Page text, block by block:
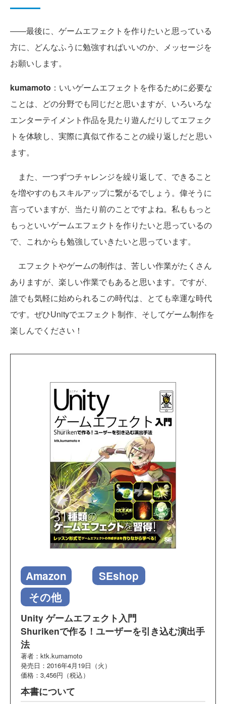
――最後に、ゲームエフェクトを作りたいと思っている
方に、どんなふうに勉強すればいいのか、メッセージを
お願いします。
kumamoto ：いいゲームエフェクトを作るために必要な
ことは、どの分野でも同じだと思いますが、いろいろな
エンターテイメント作品を見たり遊んだりしてエフェク
トを体験し、実際に真似て作ることの繰り返しだと思い
ます。
また、一つずつチャレンジを繰り返して、できること
を増やすのもスキルアップに繋がるでしょう。偉そうに
言っていますが、当たり前のことですよね。私ももっと
もっといいゲームエフェクトを作りたいと思っているの
で、これからも勉強していきたいと思っています。
エフェクトやゲームの制作は、苦しい作業がたくさん
ありますが、楽しい作業でもあると思います。ですが、
誰でも気軽に始められるこの時代は、とても幸運な時代
です。ぜひUnityでエフェクト制作、そしてゲーム制作を
楽しんでください！
Amazon
SEshop
その他
Unity ゲームエフェクト入門
Shurikenで作る！ユーザーを引き込む演出手
法
著者：ktk.kumamoto
発売日：2016年4月19日（火）
価格：3,456円（税込）
本書について